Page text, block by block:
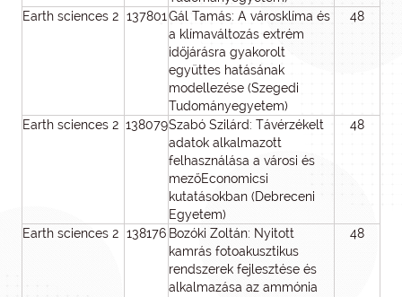
Earth sciences 2 137801 Gál Tamás: A városklíma és
a klímaváltozás extrém
időjárásra gyakorolt
együttes hatásának
modellezése (Szegedi
Tudományegyetem)
48
Earth sciences 2 138079Szabó Szilárd: Távérzékelt
adatok alkalmazott
felhasználása a városi és
mezőEconomicsi
kutatásokban (Debreceni
Egyetem)
48
Earth sciences 2 138176 Bozóki Zoltán: Nyitott
kamrás fotoakusztikus
rendszerek fejlesztése és
alkalmazása az ammónia
48